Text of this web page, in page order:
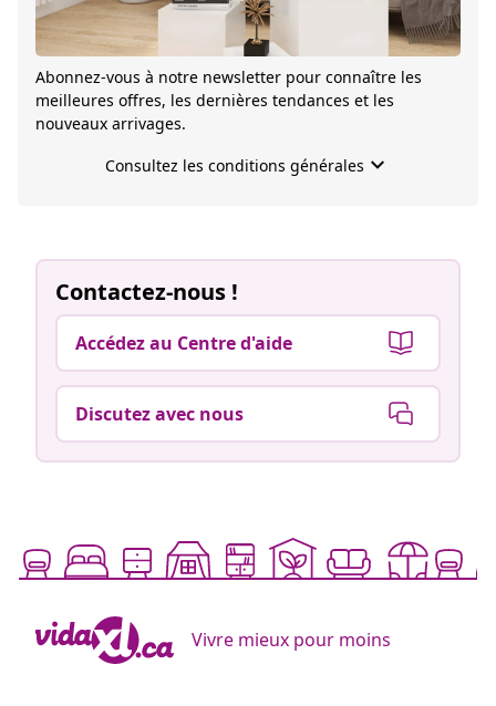
Abonnez-vous à notre newsletter pour connaître les
meilleures offres, les dernières tendances et les
nouveaux arrivages.
Consultez les conditions générales keyboard_arrow_down
La désinscription est possible à tout moment. vidaXL
Contactez-nous !
Accédez au Centre d'aide
Discutez avec nous
Vivre mieux pour moins